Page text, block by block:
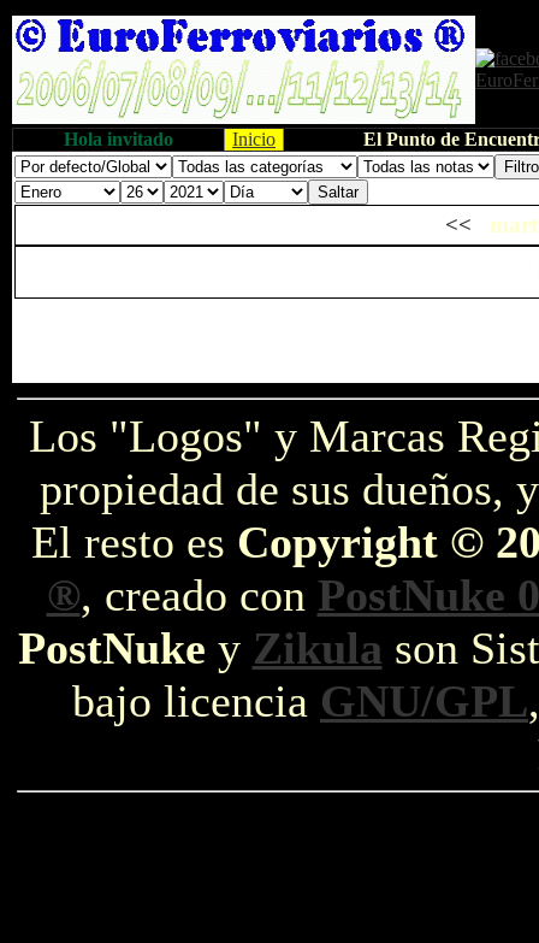
Hola invitado Inicio El Punto de
<<
Los "Logos" y Marcas
propiedad de sus dueños,
El resto es Copyright ©
®, creado con PostNuke
PostNuke y Zikula son
bajo licencia GNU/GPL